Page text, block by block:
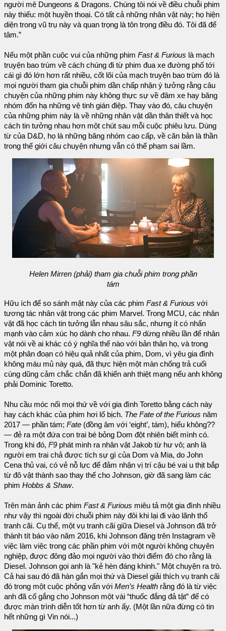
người mê Dungeons & Dragons. Chúng tôi nói về điều chuỗi phim
này thiếu: một huyền thoại. Có tất cả những nhân vật này; họ hiện
diện trong vũ trụ này và quan trọng là tôn trọng điều đó. Tôi đã để
tâm.”
Nếu một phần cuộc vui của những phim Fast & Furious là mạch
truyện bao trùm về cách chúng đi từ phim đua xe đường phố tới
cái gì đó lớn hơn rất nhiều, cốt lõi của mạch truyện bao trùm đó là
mọi người tham gia chuỗi phim dần chấp nhận ý tưởng rằng câu
chuyện của những phim này không thực sự về đâm xe hay băng
nhóm đốn hạ những vệ tinh gián điệp. Thay vào đó, câu chuyện
của những phim này là về những nhân vật dần thân thiết và học
cách tin tưởng nhau hơn một chút sau mỗi cuộc phiêu lưu. Dùng
từ của D&D, họ là những băng nhóm cao cấp, về căn bản là thần
trong thế giới câu chuyện nhưng vẫn có thể phạm sai lầm.
Helen Mirren (phải) tham gia chuỗi phim trong phần
tám
Hữu ích để so sánh mặt này của các phim Fast & Furious với
tương tác nhân vật trong các phim Marvel. Trong MCU, các nhân
vật đã học cách tin tưởng lẫn nhau sâu sắc, nhưng ít có nhấn
mạnh vào cảm xúc họ dành cho nhau. F9 dừng nhiều lần để nhân
vật nói về ai khác có ý nghĩa thế nào với bản thân họ, và trong
một phân đoạn có hiệu quả nhất của phim, Dom, vì yêu gia đình
không máu mủ này quá, đã thực hiện một màn chống trả cuối
cùng dũng cảm chắc chắn đã khiến anh thiệt mạng nếu anh không
phải Dominic Toretto.
Nhu cầu móc nối mọi thứ về với gia đình Toretto bằng cách này
hay cách khác của phim hơi lố bịch. The Fate of the Furious năm
2017 — phần tám; Fate (đồng âm với ‘eight’, tám), hiểu không??
— đẻ ra một đứa con trai bé bỏng Dom đột nhiên biết mình có.
Trong khi đó, F9 phát minh ra nhân vật Jakob từ hư vô; anh là
người em trai chả được tích sự gì của Dom và Mia, do John
Cena thủ vai, có vẻ nỗ lực để đảm nhận vị trí cậu bé vai u thịt bắp
từ đô vật thành sao thay thế cho Johnson, giờ đã sang làm các
phim Hobbs & Shaw.
Trên màn ảnh các phim Fast & Furious miêu tả một gia đình nhiều
như vậy thì ngoài đời chuỗi phim này đôi khi lại đi vào lãnh thổ
tranh cãi. Cụ thể, một vụ tranh cãi giữa Diesel và Johnson đã trở
thành tít báo vào năm 2016, khi Johnson đăng trên Instagram về
việc làm việc trong các phần phim với một người không chuyên
nghiệp, được đông đảo mọi người vào thời điểm đó cho rằng là
Diesel. Johnson gọi anh là "kẻ hèn đáng khinh." Một chuyện ra trò.
Cả hai sau đó đã hàn gắn mọi thứ và Diesel giải thích vụ tranh cãi
đó trong một cuộc phỏng vấn với Men’s Health rằng đó là từ việc
anh đã cố gắng cho Johnson một vài “thuốc đắng đả tật” để có
được màn trình diễn tốt hơn từ anh ấy. (Một lần nữa đừng có tin
hết những gì Vin nói...)